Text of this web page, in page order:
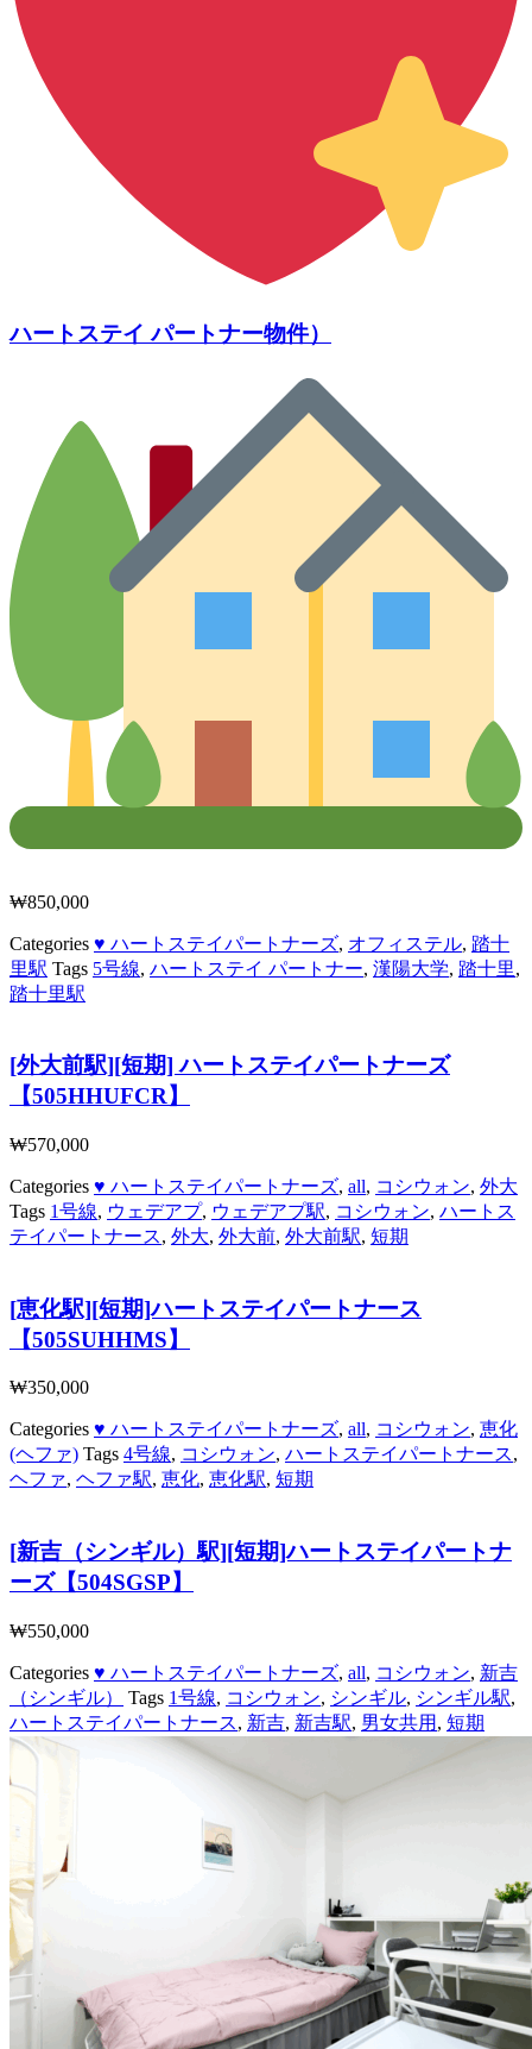
ハートステイ パートナー物件）
₩850,000
Categories ♥ ハートステイパートナーズ, オフィステル, 踏十
里駅 Tags 5号線, ハートステイ パートナー, 漢陽大学, 踏十里,
踏十里駅
[外大前駅][短期] ハートステイパートナーズ
【505HHUFCR】
₩570,000
Categories ♥ ハートステイパートナーズ, all, コシウォン, 外大
Tags 1号線, ウェデアプ, ウェデアプ駅, コシウォン, ハートス
テイパートナース, 外大, 外大前, 外大前駅, 短期
[恵化駅][短期]ハートステイパートナース
【505SUHHMS】
₩350,000
Categories ♥ ハートステイパートナーズ, all, コシウォン, 恵化
(ヘファ) Tags 4号線, コシウォン, ハートステイパートナース,
ヘファ, ヘファ駅, 恵化, 恵化駅, 短期
[新吉（シンギル）駅][短期]ハートステイパートナ
ーズ【504SGSP】
₩550,000
Categories ♥ ハートステイパートナーズ, all, コシウォン, 新吉
（シンギル）
Tags 1号線, コシウォン, シンギル, シンギル駅,
ハートステイパートナース, 新吉, 新吉駅, 男女共用 , 短期